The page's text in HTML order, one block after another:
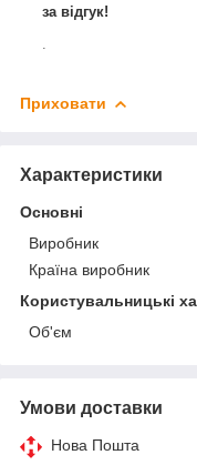
за відгук!
Приховати
Характеристики
Основні
Виробник
Країна виробник
Користувальницькі
Об'єм
Умови доставки
Нова Пошта